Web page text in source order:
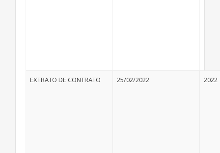
EXTRATO DE CONTRATO 25/02/2022 2022